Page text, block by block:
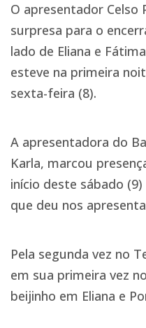
O apresentador
surpresa para o
lado de Eliana e
esteve na primeira
sexta-feira (8).
A apresentadora do
Karla, marcou
início deste sábado
que deu nos
Pela segunda vez no
em sua primeira vez
beijinho em Eliana e